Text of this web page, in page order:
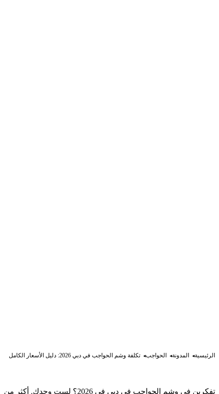
الرئيسية المدونة الحواجب تكلفة وشم الحواجب في دبي 2026: دليل الأسعار الكامل
تفكرين في وشم الحواجب
في دبي في 2026؟ لستِ وحدكِ. أكثر من